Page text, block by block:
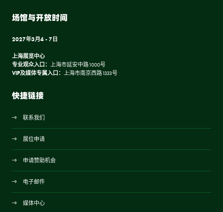
场馆与开放时间
2027年3月4 - 7日
上海展览中心
专业观众入口： 上海市延安中路1000号
VIP及媒体专属入口： 上海市南京西路1333号
快捷链接
联系我们
展位申请
申请赞助机会
电子邮件
媒体中心